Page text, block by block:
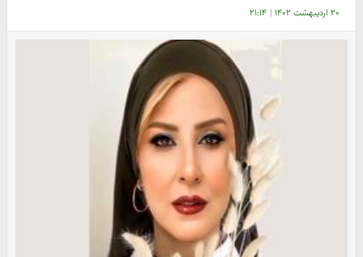
۲۰ اردیبهشت ۱۴۰۲ | ۲۱:۱۴